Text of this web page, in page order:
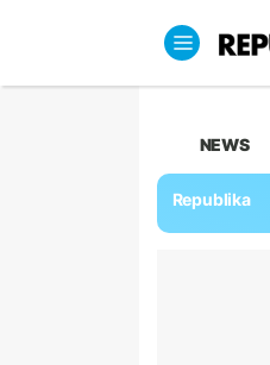
NEWS
Republika